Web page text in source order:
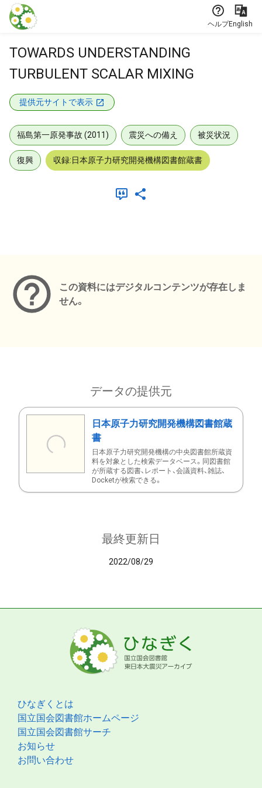
本文に飛ぶ
ヘルプEnglish
TOWARDS UNDERSTANDING
TURBULENT SCALAR MIXING
提供元サイトで表示
福島第一原発事故 (2011) 震災への備え 被災状況
復興 収録:日本原子力研究開発機構図書館蔵書
この資料にはデジタルコンテンツが存在しま
せん。
データの提供元
日本原子力研究開発機構図書館蔵
書
日本原子力研究開発機構の中央図書館所蔵資
料を対象とした検索データベース。同図書館
が所蔵する図書、レポート、会議資料、雑誌、
Docketが検索できる。
最終更新日
2022/08/29
ひなぎくとは
国立国会図書館ホームページ
国立国会図書館サーチ
お知らせ
お問い合わせ